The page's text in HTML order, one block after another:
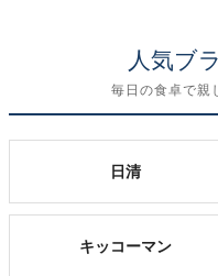
人気ブ
毎日の食卓で親
日清
キッコーマン